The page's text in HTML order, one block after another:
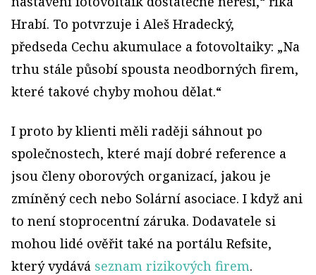
Hrabí. To potvrzuje i Aleš Hradecký,
předseda Cechu akumulace a fotovoltaiky: „Na
trhu stále působí spousta neodborných firem,
které takové chyby mohou dělat.“
I proto by klienti měli raději sáhnout po
společnostech, které mají dobré reference a
jsou členy oborových organizací, jakou je
zmíněný cech nebo Solární asociace. I když ani
to není stoprocentní záruka. Dodavatele si
mohou lidé ověřit také na portálu Refsite,
který vydává seznam rizikových firem.